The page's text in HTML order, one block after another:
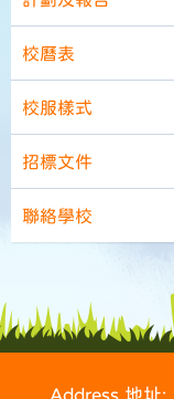
校曆表
校服樣式
招標文件
聯絡學校
Address 地址: